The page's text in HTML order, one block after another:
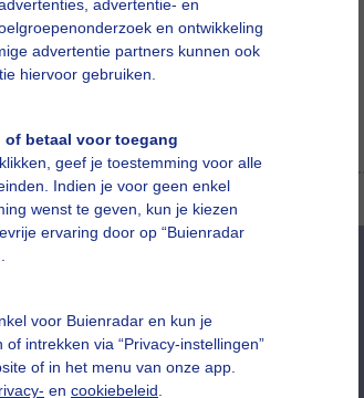
advertentie- en
en ontwikkeling
advertentie partners kunnen ook
hiervoor gebruiken.
of betaal voor toegang
geef je toestemming voor alle
Indien je voor geen enkel
wenst te geven, kun je kiezen
ervaring door op “Buienradar
voor Buienradar en kun je
intrekken via “Privacy-instellingen”
of in het menu van onze app.
en cookiebeleid
Een moment geduld aub...
De Bilt